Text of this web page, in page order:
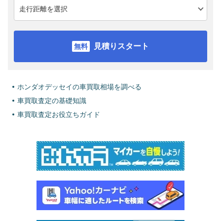
見積りスタート
ホンダオデッセイの車買取相場を調べる
車買取査定の基礎知識
車買取査定お役立ちガイド